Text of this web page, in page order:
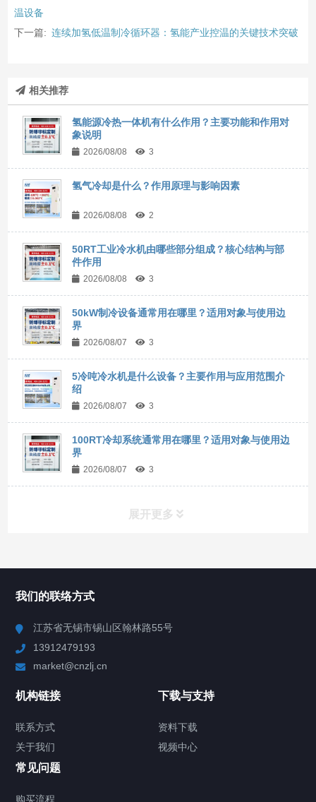
温设备
下一篇: 连续加氢低温制冷循环器：氢能产业控温的关键技术突破
相关推荐
氢能源冷热一体机有什么作用？主要功能和作用对
象说明
2026/08/08 3
氢气冷却是什么？作用原理与影响因素
2026/08/08 2
50RT工业冷水机由哪些部分组成？核心结构与部
件作用
2026/08/08 3
50kW制冷设备通常用在哪里？适用对象与使用边
界
2026/08/07 3
5冷吨冷水机是什么设备？主要作用与应用范围介
绍
2026/08/07 3
100RT冷却系统通常用在哪里？适用对象与使用边
界
2026/08/07 3
展开更多
Chiller高精度制冷循环器
TCU温度控制单元
Chiller气体控温系统
我们的联络方式
江苏省无锡市锡山区翰林路55号
13912479193
market@cnzlj.cn
机构链接
联系方式
关于我们
下载与支持
资料下载
视频中心
常见问题
购买流程